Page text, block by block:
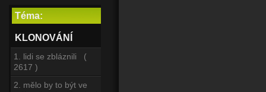
Téma:
KLONOVÁNÍ
1. lidi se zbláznili (
2617 )
2. mělo by to být ve